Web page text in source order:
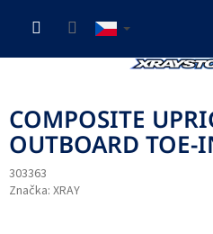
COMPOSITE
OUTBOARD TOE-
303363
Značka: XRAY